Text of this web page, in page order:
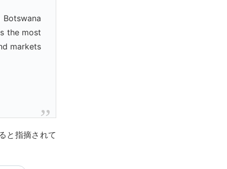
the most
markets
と指摘されて